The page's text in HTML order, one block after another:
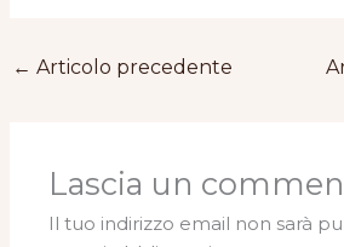
← Articolo precedente
Lascia un
Il tuo indirizzo email non sarà